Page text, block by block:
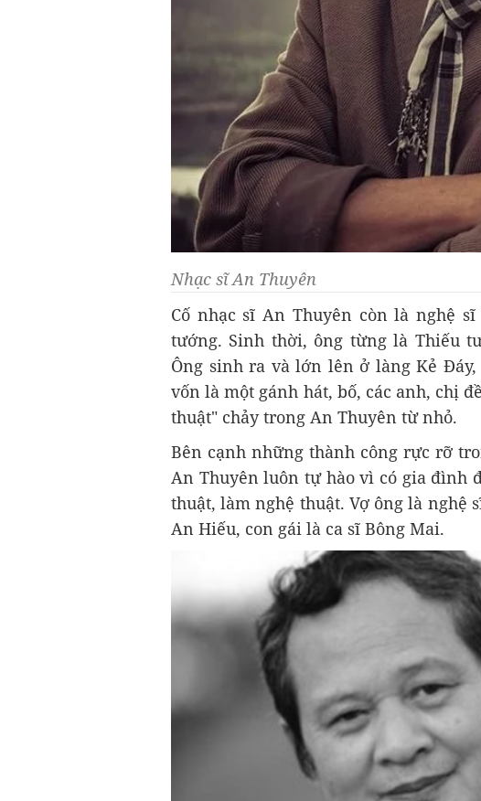
Nhạc sĩ An Thuyên
Cố nhạc sĩ An Thuyên còn là nghệ
tướng. Sinh thời, ông từng là Thiếu
Ông sinh ra và lớn lên ở làng Kẻ
vốn là một gánh hát, bố, các anh, chị
thuật" chảy trong An Thuyên từ nhỏ.
Bên cạnh những thành công rực rỡ
An Thuyên luôn tự hào vì có gia đình
thuật, làm nghệ thuật. Vợ ông là nghệ
An Hiếu, con gái là ca sĩ Bông Mai.